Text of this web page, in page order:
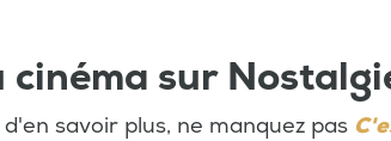
cinéma sur
savoir plus, ne manquez pas